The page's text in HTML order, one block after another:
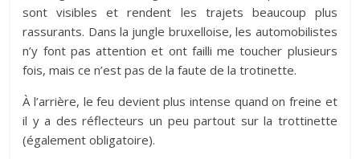
sont visibles et rendent les trajets beaucoup plus
rassurants. Dans la jungle bruxelloise, les automobilistes
n’y font pas attention et ont failli me toucher plusieurs
fois, mais ce n’est pas de la faute de la trotinette.
À l’arrière, le feu devient plus intense quand on freine et
il y a des réflecteurs un peu partout sur la trottinette
(également obligatoire).